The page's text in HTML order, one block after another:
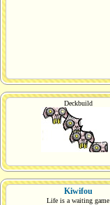
Deckbuild
Kiwifou
Life is a waiting game